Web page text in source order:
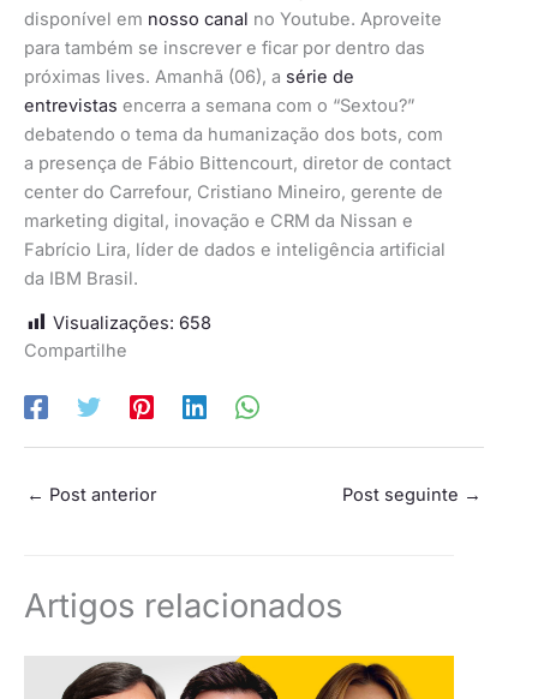
disponível em nosso canal no Youtube. Aproveite
para também se inscrever e ficar por dentro das
próximas lives. Amanhã (06), a série de
entrevistas encerra a semana com o “Sextou?”
debatendo o tema da humanização dos bots, com
a presença de Fábio Bittencourt, diretor de contact
center do Carrefour, Cristiano Mineiro, gerente de
marketing digital, inovação e CRM da Nissan e
Fabrício Lira, líder de dados e inteligência artificial
da IBM Brasil.
Visualizações: 658
Compartilhe
← Post anterior Post seguinte →
Artigos relacionados